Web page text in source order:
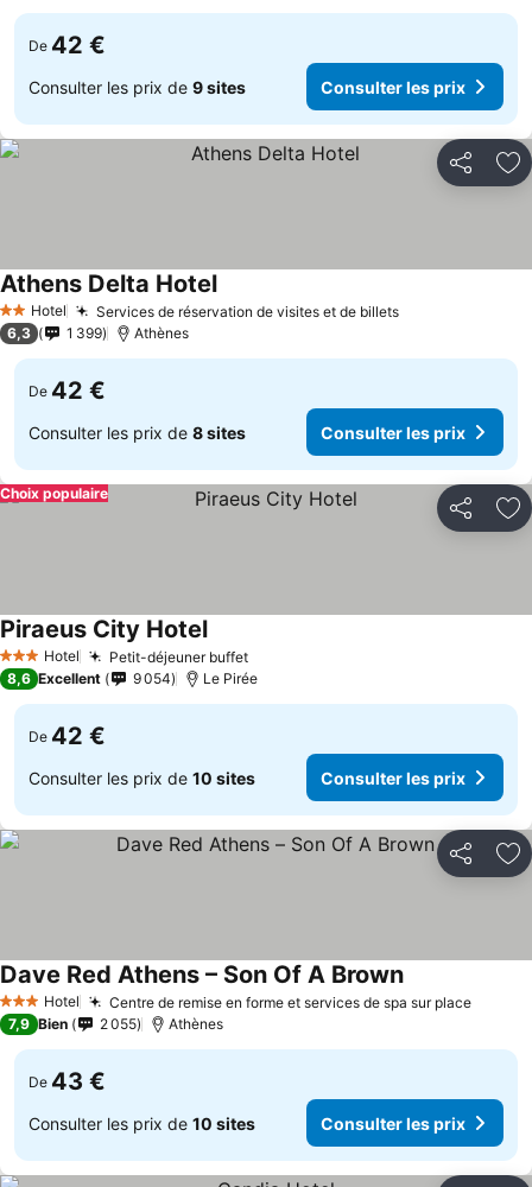
De 42 €
Consulter les prix de 9 sites Consulter les prix
Partager
2 Étoiles
Hotel Services de réservation de visites et de billets
Athens Delta Hotel
6,3 1 399 Athènes
De 42 €
Consulter les prix de 8 sites Consulter les prix
Partager
Choix populaire
3 ÉtoilesHotel Petit-déjeuner buffet
Piraeus City Hotel
8,6 Excellent 9 054 Le Pirée
De 42 €
Consulter les prix de 10 sites Consulter les prix
Partager
3 ÉtoilesHotel Centre de remise en forme et services de spa sur place
Dave Red Athens – Son Of A Brown
7,9 Bien 2 055 Athènes
De 43 €
Consulter les prix de 10 sites Consulter les prix